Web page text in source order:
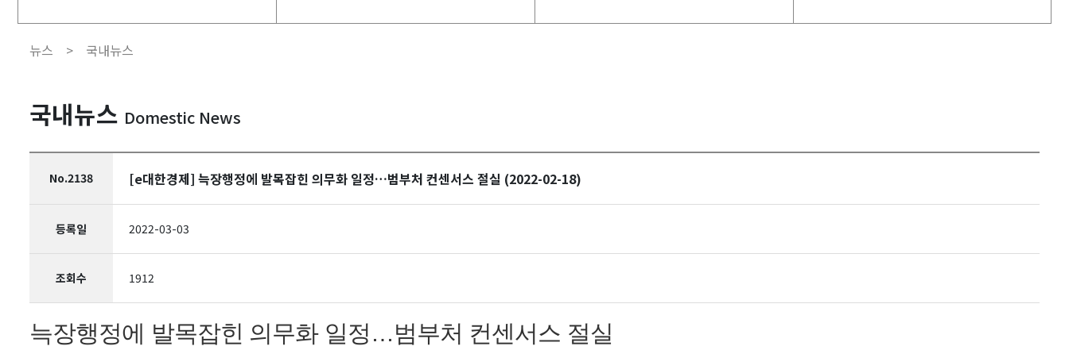
뉴스 > 국내뉴스
국내뉴스 Domestic News
No.2138 [e대한경제] 늑장행정에 발목잡힌 의무화 일정…범부처 컨센서스 절실 (2022-02-18)
등록일 2022-03-03
조회수 1912
늑장행정에 발목잡힌 의무화 일정…범부처 컨센서스 절실